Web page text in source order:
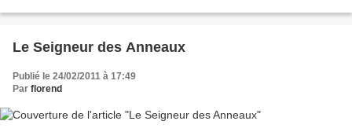
Le Seigneur des Anneaux
Publié le 24/02/2011 à 17:49
Par florend